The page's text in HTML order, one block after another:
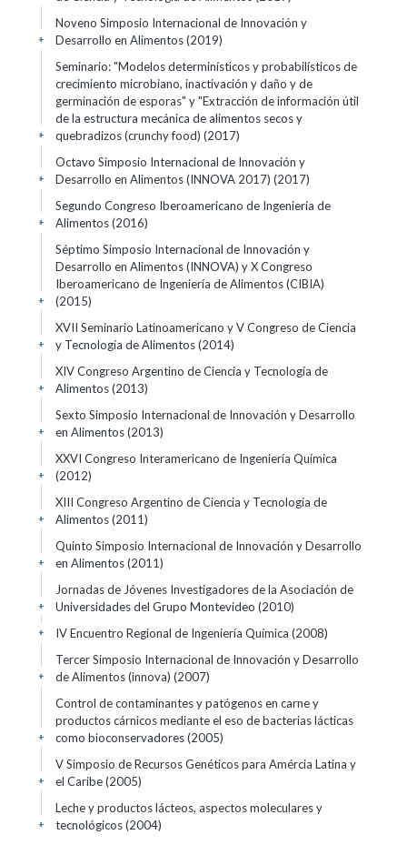
Noveno Simposio Internacional de Innovación y
Desarrollo en Alimentos(2019)
+
Seminario: "Modelos determinísticos y probabilísticos de
crecimiento microbiano, inactivación y daño y de
germinación de esporas" y "Extracción de información útil
de la estructura mecánica de alimentos secos y
quebradizos (crunchy food) (2017)
+
Octavo Simposio Internacional de Innovación y
Desarrollo en Alimentos (INNOVA 2017) (2017)
+
Segundo Congreso Iberoamericano de Ingeniería de
Alimentos(2016)
+
Séptimo Simposio Internacional de Innovación y
Desarrollo en Alimentos (INNOVA) y X Congreso
Iberoamericano de Ingeniería de Alimentos (CIBIA)
(2015)
+
XVII Seminario Latinoamericano y V Congreso de Ciencia
y Tecnología de Alimentos(2014)
+
XIV Congreso Argentino de Ciencia y Tecnología de
Alimentos(2013)
+
Sexto Simposio Internacional de Innovación y Desarrollo
en Alimentos(2013)
+
XXVI Congreso Interamericano de Ingeniería Química
(2012)
+
XIII Congreso Argentino de Ciencia y Tecnología de
Alimentos(2011)
+
Quinto Simposio Internacional de Innovación y Desarrollo
en Alimentos(2011)
+
Jornadas de Jóvenes Investigadores de la Asociación de
Universidades del Grupo Montevideo (2010)
+
IV Encuentro Regional de Ingeniería Química (2008)
+
Tercer Simposio Internacional de Innovación y Desarrollo
de Alimentos (innova) (2007)
+
Control de contaminantes y patógenos en carne y
productos cárnicos mediante el eso de bacterias lácticas
como bioconservadores(2005)
+
V Simposio de Recursos Genéticos para Amércia Latina y
el Caribe(2005)
+
Leche y productos lácteos, aspectos moleculares y
tecnológicos(2004)
+